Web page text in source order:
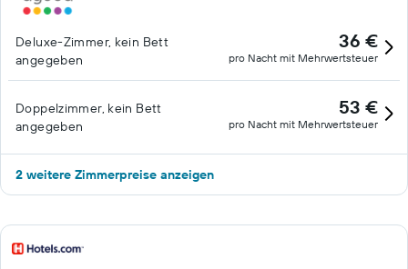
Deluxe-Zimmer, kein Bett
angegeben
36 €
pro Nacht mit Mehrwertsteuer
Doppelzimmer, kein Bett
angegeben
53 €
pro Nacht mit Mehrwertsteuer
2 weitere Zimmerpreise anzeigen